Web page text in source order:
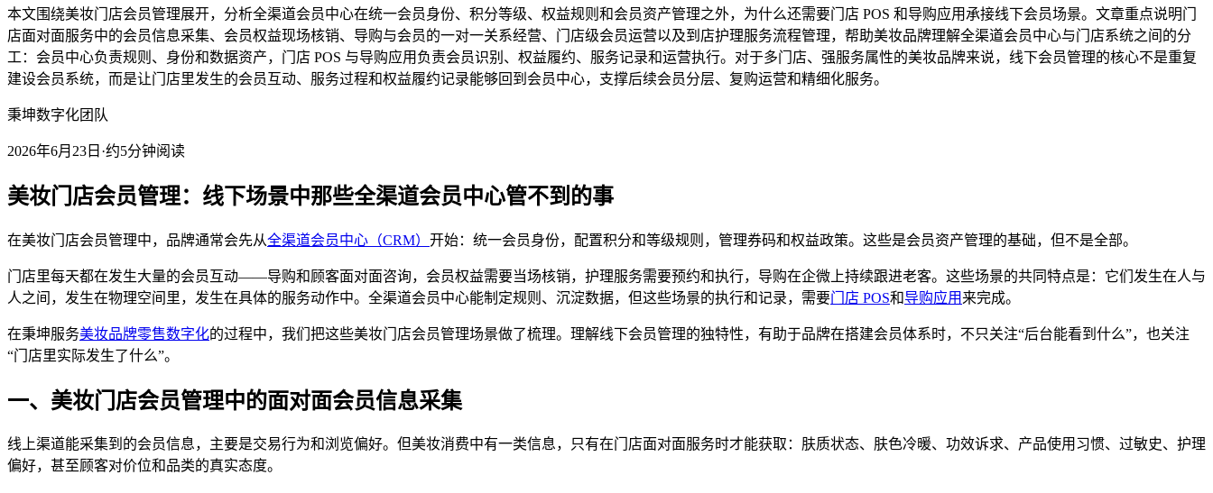
本文围绕美妆门店会员管理展开，分析全渠道会员中心在统一会员身份、积分等级、权益规则和会员资产管理之外，为什么还需要门店 POS 和导购应用承接线下会员场景。文章重点说明门
店面对面服务中的会员信息采集、会员权益现场核销、导购与会员的一对一关系经营、门店级会员运营以及到店护理服务流程管理，帮助美妆品牌理解全渠道会员中心与门店系统之间的分
工：会员中心负责规则、身份和数据资产，门店 POS 与导购应用负责会员识别、权益履约、服务记录和运营执行。对于多门店、强服务属性的美妆品牌来说，线下会员管理的核心不是重复
建设会员系统，而是让门店里发生的会员互动、服务过程和权益履约记录能够回到会员中心，支撑后续会员分层、复购运营和精细化服务。
秉坤数字化团队
2026年6月23日 ·约5分钟阅读
美妆门店会员管理：线下场景中那些全渠道会员中心管不到的事
在美妆门店会员管理中，品牌通常会先从全渠道会员中心（CRM） 开始：统一会员身份，配置积分和等级规则，管理券码和权益政策。这些是会员资产管理的基础，但不是全部。
门店里每天都在发生大量的会员互动——导购和顾客面对面咨询，会员权益需要当场核销，护理服务需要预约和执行，导购在企微上持续跟进老客。这些场景的共同特点是：它们发生在人与
人之间，发生在物理空间里，发生在具体的服务动作中。全渠道会员中心能制定规则、沉淀数据，但这些场景的执行和记录，需要门店 POS和导购应用 来完成。
在秉坤服务美妆品牌零售数字化的过程中，我们把这些美妆门店会员管理场景做了梳理。理解线下会员管理的独特性，有助于品牌在搭建会员体系时，不只关注“后台能看到什么”，也关注
“门店里实际发生了什么”。
一、美妆门店会员管理中的面对面会员信息采集
线上渠道能采集到的会员信息，主要是交易行为和浏览偏好。但美妆消费中有一类信息，只有在门店面对面服务时才能获取：肤质状态、肤色冷暖、功效诉求、产品使用习惯、过敏史、护理
偏好，甚至顾客对价位和品类的真实态度。